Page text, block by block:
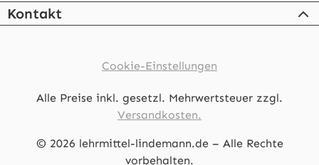
Kontakt
Cookie-Einstellungen
Alle Preise inkl. gesetzl. Mehrwertsteuer zzgl.
Versandkosten.
© 2026 lehrmittel-lindemann.de – Alle Rechte
vorbehalten.